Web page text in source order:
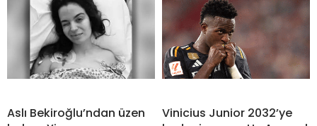
Aslı Bekiroğlu’ndan üzen
Vinicius Junior 2032’ye